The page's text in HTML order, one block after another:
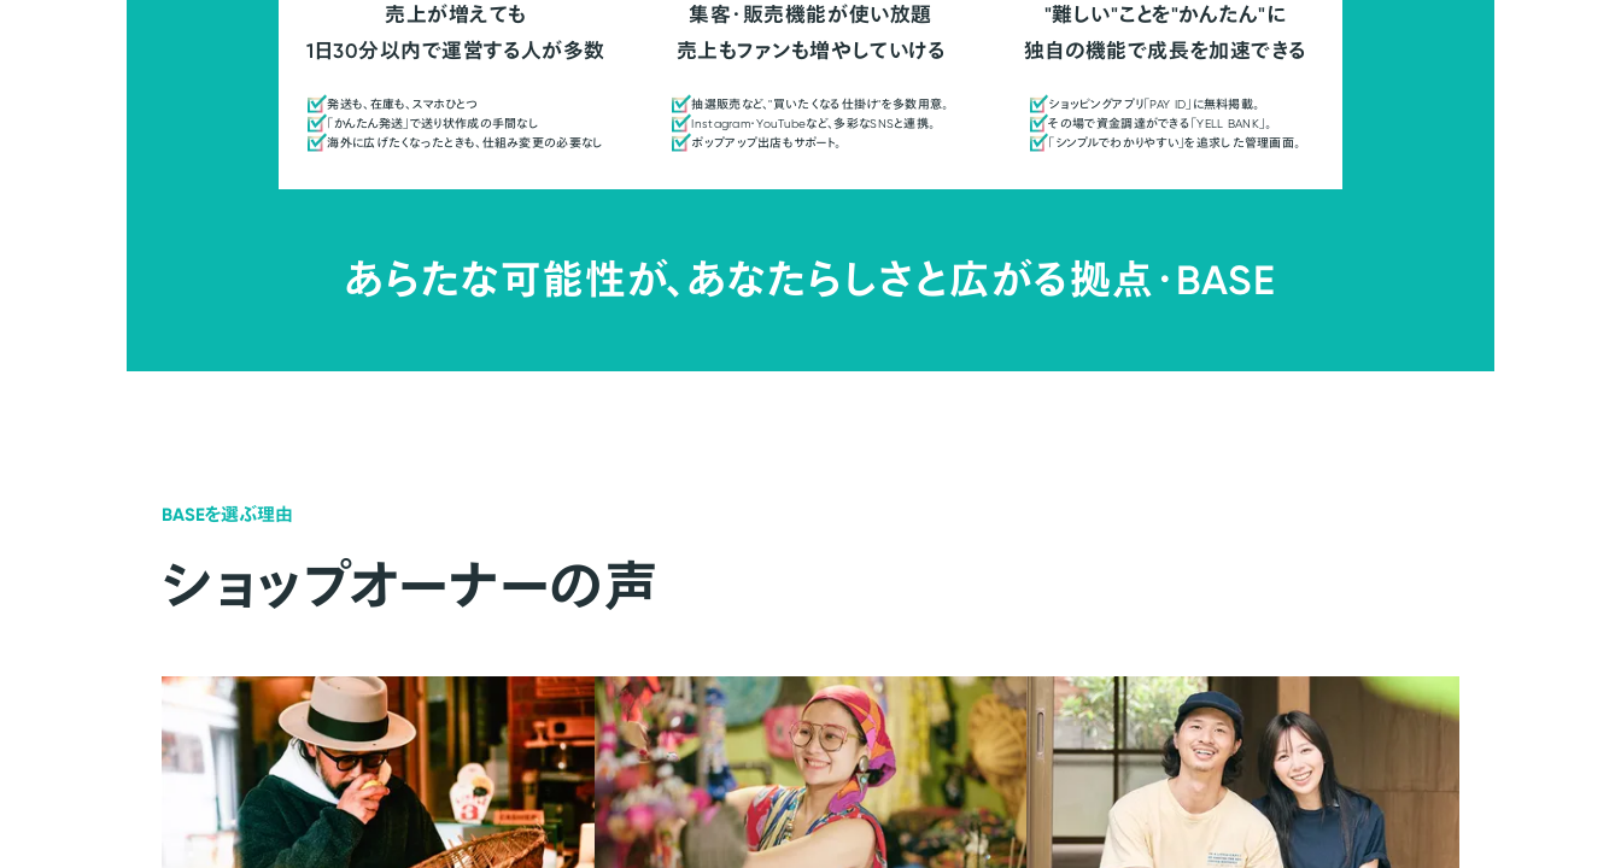
売上が増えても
1日30分以内で運営する人が多数
発送も、在庫も、スマホひとつ
「かんたん発送」で送り状作成の手間なし
海外に広げたくなったときも、仕組み変更の必要なし
集客・販売機能が使い放題
売上もファンも増やしていける
抽選販売など、"買いたくなる仕掛け"を多数用意。
Instagram・YouTubeなど、多彩なSNSと連携。
ポップアップ出店もサポート。
"難しい"ことを"かんたん"に
独自の機能で成長を加速できる
ショッピングアプリ「PAY ID」に無料掲載。
その場で資金調達ができる「YELL BANK」。
「シンプルでわかりやすい」を追求した管理画面。
あらたな可能性が、あなたらしさと広がる拠点・BASE
BASEを選ぶ理由
ショップオーナーの声